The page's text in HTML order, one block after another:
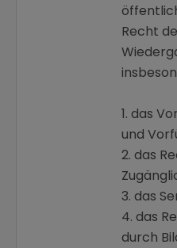
Recht
1. das
und
2. das
3. das
4. das
durch